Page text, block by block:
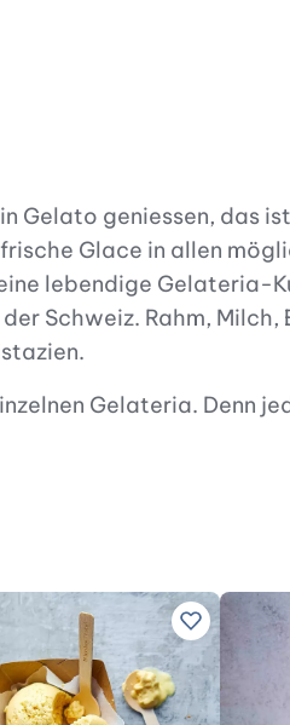
Gelato geniessen, das
Glace in allen
lebendige Gelateria-
Schweiz. Rahm, Milch,
Gelateria. Denn
hinzufügen Zu